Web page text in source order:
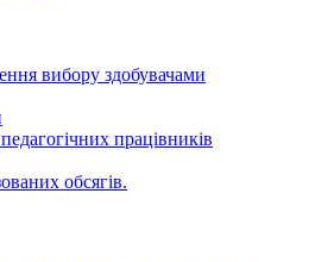
вибору здобувачами
працівників
oбсягів.